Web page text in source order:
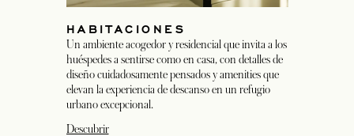
HABITACIONES
Un ambiente acogedor y residencial que invita a los
huéspedes a sentirse como en casa, con detalles de
diseño cuidadosamente pensados y amenities que
elevan la experiencia de descanso en un refugio
urbano excepcional.
Descubrir